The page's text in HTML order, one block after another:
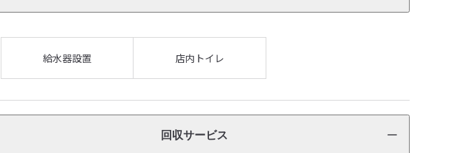
給水器設置 店内トイレ
回収サービス